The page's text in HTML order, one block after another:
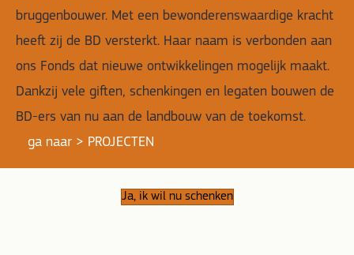
bruggen­bouwer. Met een bewonderens­waardige kracht
heeft zij de BD versterkt. Haar naam is verbonden aan
ons Fonds dat nieuwe ontwikke­lingen mogelijk maakt.
Dankzij vele giften, schenkingen en legaten bouwen de
BD-ers van nu aan de landbouw van de toekomst.
ga naar > PROJECTEN
Ja, ik wil nu schenken